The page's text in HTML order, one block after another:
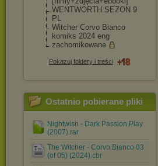
WENTWORTH SEZON 9
PL
Witcher Corvo Bianco
komiks 2024 eng
zachomikowane
Pokazuj foldery i treści
Ostatnio pobierane pliki
Nightwish - Dark Passion Play
(2007).rar
The Witcher - Corvo Bianco 03
(of 05) (2024).cbr